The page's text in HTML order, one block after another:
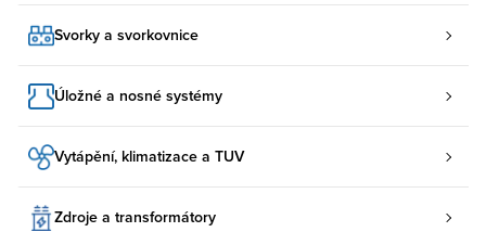
Svorky a svorkovnice
Úložné a nosné systémy
Vytápění, klimatizace a TUV
Zdroje a transformátory